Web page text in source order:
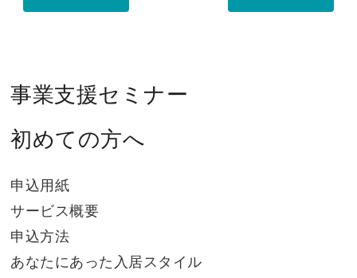
事業支援セミナー
初めての方へ
申込用紙
サービス概要
申込方法
あなたにあった入居スタイル